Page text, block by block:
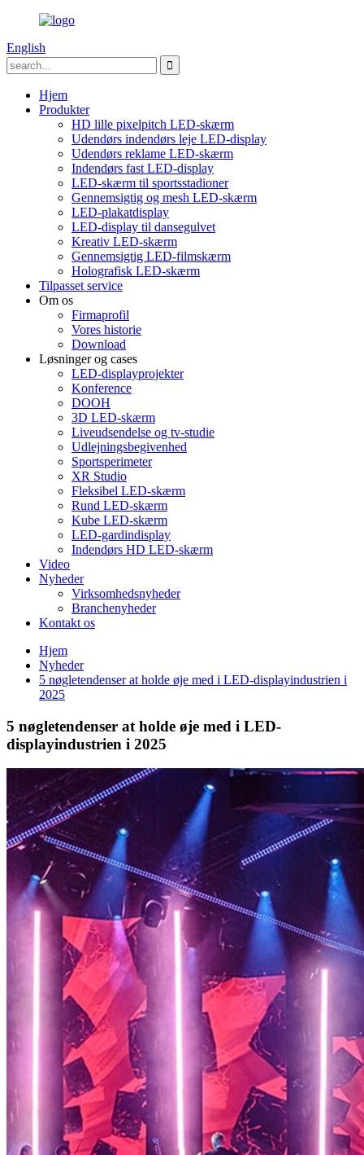
English
Hjem
Produkter
HD lille pixelpitch LED-skærm
Udendørs indendørs leje LED-display
Udendørs reklame LED-skærm
Indendørs fast LED-display
LED-skærm til sportsstadioner
Gennemsigtig og mesh LED-skærm
LED-plakatdisplay
LED-display til dansegulvet
Kreativ LED-skærm
Gennemsigtig LED-filmskærm
Holografisk LED-skærm
Tilpasset service
Om os
Firmaprofil
Vores historie
Download
Løsninger og cases
LED-displayprojekter
Konference
DOOH
3D LED-skærm
Liveudsendelse og tv-studie
Udlejningsbegivenhed
Sportsperimeter
XR Studio
Fleksibel LED-skærm
Rund LED-skærm
Kube LED-skærm
LED-gardindisplay
Indendørs HD LED-skærm
Video
Nyheder
Virksomhedsnyheder
Branchenyheder
Kontakt os
Hjem
Nyheder
5 nøgletendenser at holde øje med i LED-displayindustrien i
2025
5 nøgletendenser at holde øje med i LED-
displayindustrien i 2025